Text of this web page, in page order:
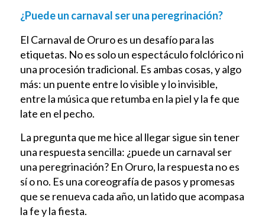
¿Puede un carnaval ser una peregrinación?
El Carnaval de Oruro es un desafío para las
etiquetas. No es solo un espectáculo folclórico ni
una procesión tradicional. Es ambas cosas, y algo
más: un puente entre lo visible y lo invisible,
entre la música que retumba en la piel y la fe que
late en el pecho.
La pregunta que me hice al llegar sigue sin tener
una respuesta sencilla: ¿puede un carnaval ser
una peregrinación? En Oruro, la respuesta no es
sí o no. Es una coreografía de pasos y promesas
que se renueva cada año, un latido que acompasa
la fe y la fiesta.